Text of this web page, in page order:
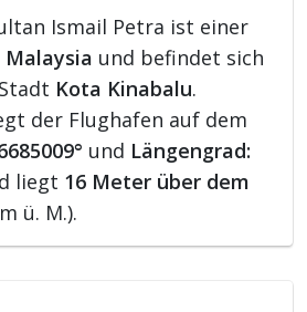
Ismail Petra ist einer
Malaysia und befindet sich
Kota Kinabalu.
der Flughafen auf dem
und Längengrad:
liegt 16 Meter über dem
ü. M.).